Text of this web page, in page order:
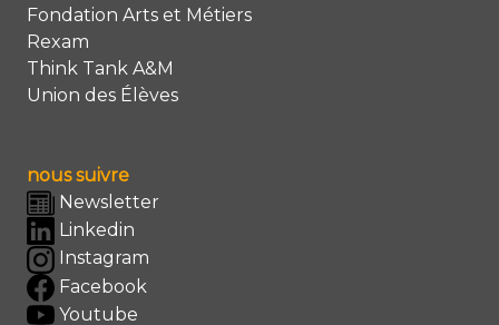
Fondation Arts et Métiers
Rexam
Think Tank A&M
Union des Élèves
nous suivre
Newsletter
Linkedin
Instagram
Facebook
Youtube